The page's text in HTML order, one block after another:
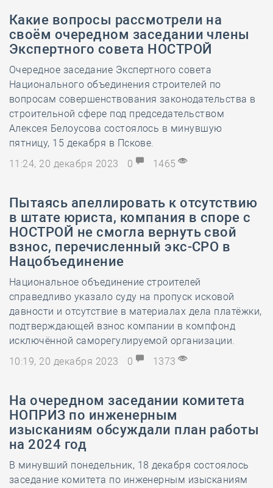
Какие вопросы рассмотрели на
своём очередном заседании члены
Экспертного совета НОСТРОЙ
Очередное заседание Экспертного совета
Национального объединения строителей по
вопросам совершенствования законодательства в
строительной сфере под председательством
Алексея Белоусова состоялось в минувшую
пятницу, 15 декабря в Пскове.
11:24, 20 декабря 2023
0 1465
Пытаясь апеллировать к отсутствию
в штате юриста, компания в споре с
НОСТРОЙ не смогла вернуть свой
взнос, перечисленный экс-СРО в
Нацобъединение
Национальное объединение строителей
справедливо указало суду на пропуск исковой
давности и отсутствие в материалах дела платёжки,
подтверждающей взнос компании в компфонд
исключённой саморегулируемой организации.
10:19, 20 декабря 2023
0 1373
На очередном заседании комитета
НОПРИЗ по инженерным
изысканиям обсуждали план работы
на 2024 год
В минувший понедельник, 18 декабря состоялось
заседание комитета по инженерным изысканиям